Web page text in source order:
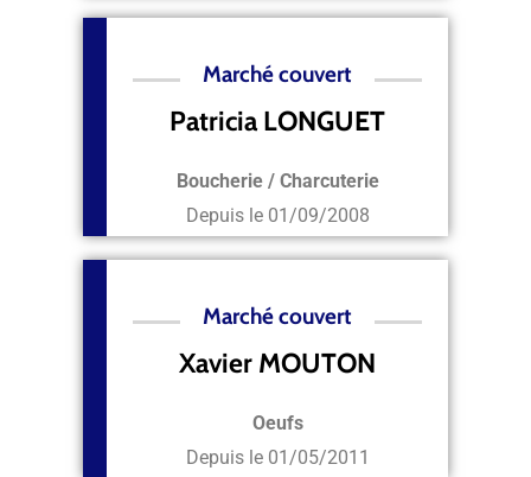
Marché couvert
Patricia LONGUET
Boucherie / Charcuterie
Depuis le 01/09/2008
Marché couvert
Xavier MOUTON
Oeufs
Depuis le 01/05/2011